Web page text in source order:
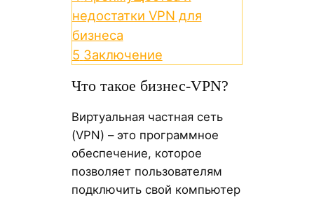
недостатки VPN для
бизнеса
5 Заключение
Что такое бизнес-VPN?
Виртуальная частная сеть
(VPN) – это программное
обеспечение, которое
позволяет пользователям
подключить свой компьютер